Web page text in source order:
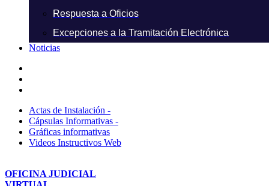
Respuesta a Oficios
Excepciones a la Tramitación Electrónica
Noticias
Actas de Instalación -
Cápsulas Informativas -
Gráficas informativas
Videos Instructivos Web
OFICINA JUDICIAL